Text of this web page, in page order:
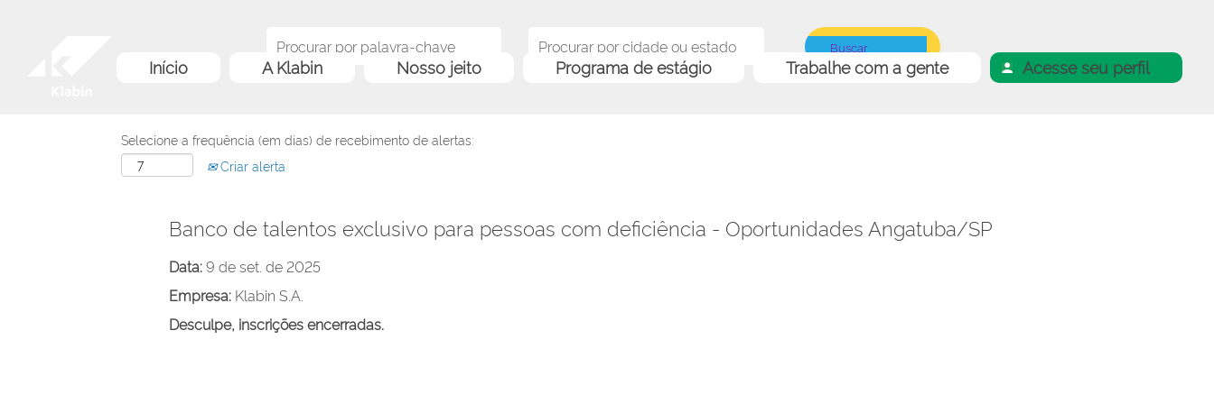
Início A Klabin Nosso jeito Programa de estágio Trabalhe com a gente Acesse seu perfil
Selecione a frequência (em dias) de recebimento de alertas:
Criar alerta
Banco de talentos exclusivo para pessoas com deficiência - Oportunidades Angatuba/SP
Data:9 de set. de 2025
Empresa: Klabin S.A.
Desculpe, inscrições encerradas.